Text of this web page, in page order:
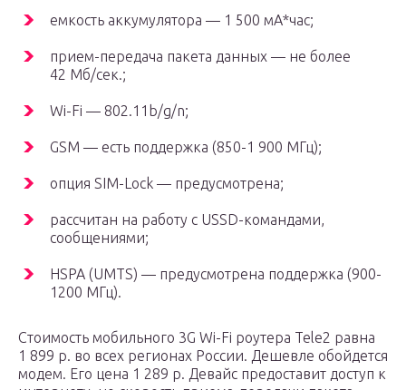
емкость аккумулятора — 1 500 мА*час;
прием-передача пакета данных — не более
42 Мб/сек.;
Wi-Fi — 802.11b/g/n;
GSM — есть поддержка (850-1 900 МГц);
опция SIM-Lock — предусмотрена;
рассчитан на работу с USSD-командами,
сообщениями;
HSPA (UMTS) — предусмотрена поддержка (900-
1200 МГц).
Стоимость мобильного 3G Wi-Fi роутера Tele2 равна
1 899 р. во всех регионах России. Дешевле обойдется
модем. Его цена 1 289 р. Девайс предоставит доступ к